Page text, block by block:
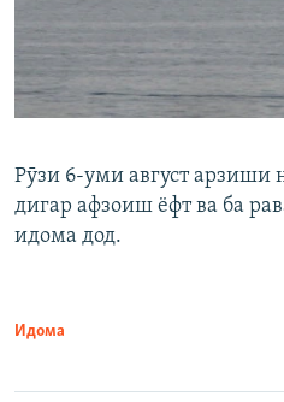
Рӯзи 6-уми август арзиши
дигар афзоиш ёфт ва ба
идома дод.
Идома